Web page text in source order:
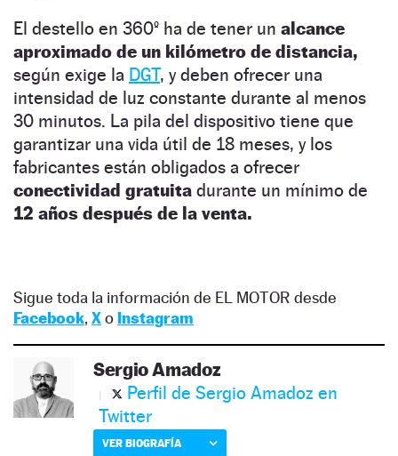
El destello en 360º ha de tener un alcance
aproximado de un kilómetro de distancia,
según exige la DGT, y deben ofrecer una
intensidad de luz constante durante al menos
30 minutos. La pila del dispositivo tiene que
garantizar una vida útil de 18 meses, y los
fabricantes están obligados a ofrecer
conectividad gratuita durante un mínimo de
12 años después de la venta.
Sigue toda la información de EL MOTOR desde
Facebook, Xo Instagram
Sergio Amadoz
Perfil de Sergio Amadoz en
Twitter
VER BIOGRAFÍA